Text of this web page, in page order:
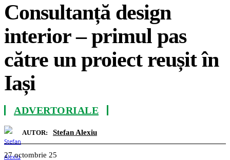
Consultanță design
interior – primul pas
către un proiect reușit în
Iași
ADVERTORIALE
AUTOR: Stefan Alexiu
27 octombrie 25